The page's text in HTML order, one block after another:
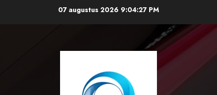
07 augustus 2026 9:04:28 PM